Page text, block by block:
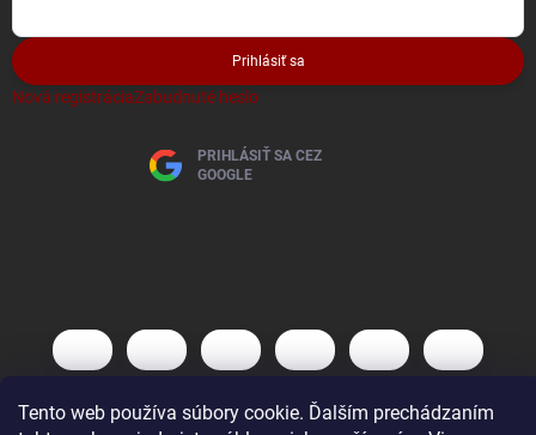
Tento web používa súbory cookie. Ďalším prechádzaním
Prihlásiť sa
Nová registráciaZabudnuté heslo
PRIHLÁSIŤ SA CEZ
GOOGLE